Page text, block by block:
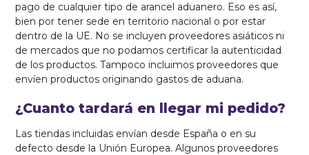
pago de cualquier tipo de arancel aduanero. Eso es así,
bien por tener sede en territorio nacional o por estar
dentro de la UE. No se incluyen proveedores asiáticos ni
de mercados que no podamos certificar la autenticidad
de los productos. Tampoco incluimos proveedores que
envíen productos originando gastos de aduana.
¿Cuanto tardará en llegar mi pedido?
Las tiendas incluidas envían desde España o en su
defecto desde la Unión Europea. Algunos proveedores